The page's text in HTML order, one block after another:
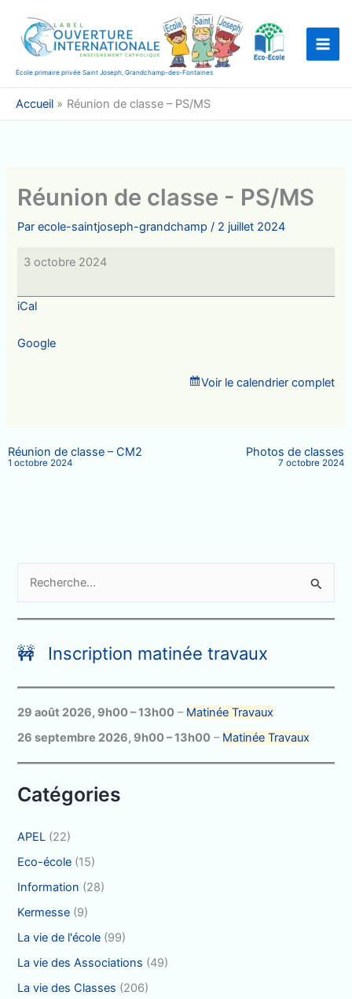
contenu
École primaire privée Saint Joseph, Grandchamp-des-Fontaines
Accueil Réunion de classe – PS/MS
Réunion de classe - PS/MS
Parecole-saintjoseph-grandchamp/ 2 juillet 2024
Réunion
classe
-
3 octobre 2024
iCal
Google
Voir le calendrier complet
Réunion de classe – CM2
1 octobre 2024
Photos de classes
7 octobre 2024
c
h
e
r
c
h
🚧 Inscription matinée travaux
29 août 2026, 9h00–13h00 – Matinée Travaux
26 septembre 2026, 9h00–13h00 – Matinée Travaux
Catégories
APEL (22)
Eco-école (15)
Information (28)
Kermesse (9)
La vie de l'école (99)
La vie des Associations (49)
La vie des Classes (206)